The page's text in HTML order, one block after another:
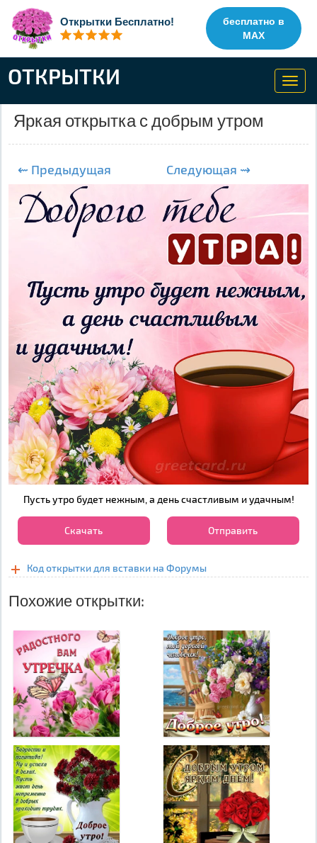
Открытки Бесплатно!
бесплатно в
MAX
ОТКРЫТКИ
Яркая открытка с добрым утром
⇜ Предыдущая Следующая ⇝
Пусть утро будет нежным, а день счастливым и удачным!
Скачать Отправить
Код открытки для вставки на Форумы
Похожие открытки: